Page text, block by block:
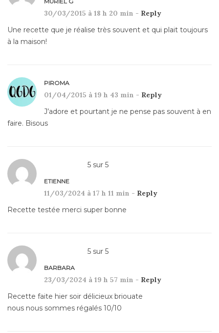
30/03/2015 à 18 h 20 min - Reply
Une recette que je réalise très souvent et qui plait toujours
à la maison!
PIROMA
01/04/2015 à 19 h 43 min - Reply
J’adore et pourtant je ne pense pas souvent à en
faire. Bisous
5 sur 5
ETIENNE
11/03/2024 à 17 h 11 min - Reply
Recette testée merci super bonne
5 sur 5
BARBARA
23/03/2024 à 19 h 57 min - Reply
Recette faite hier soir délicieux briouate
nous nous sommes régalés 10/10